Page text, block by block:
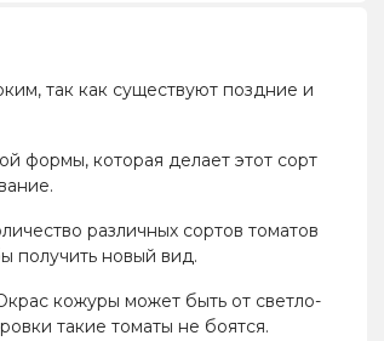
так как существуют поздние и
формы, которая делает этот сорт
различных сортов томатов
получить новый вид.
кожуры может быть от светло-
такие томаты не боятся.